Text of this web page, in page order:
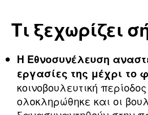
Τι ξεχωρίζει
Η Εθνοσυνέλευση
εργασίες της μέχρι το
κοινοβουλευτική περίοδος
ολοκληρώθηκε και οι